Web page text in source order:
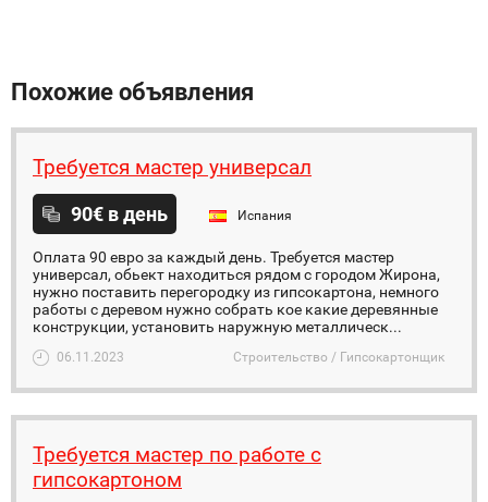
Похожие объявления
Требуется мастер универсал
90€ в день Испания
Оплата 90 евро за каждый день. Требуется мастер
универсал, обьект находиться рядом с городом Жирона,
нужно поставить перегородку из гипсокартона, немного
работы с деревом нужно собрать кое какие деревянные
конструкции, установить наружную металлическ...
06.11.2023 Строительство / Гипсокартонщик
Требуется мастер по работе с
гипсокартоном